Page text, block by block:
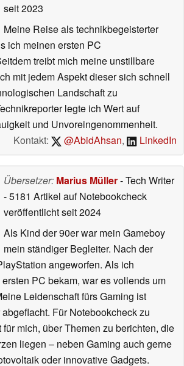
seit 2023
Meine Reise als technikbegeisterter
ich meinen ersten PC
treibt mich meine unstillbare
mit jedem Aspekt dieser sich schnell
Landschaft zu
legte ich Wert auf
und Unvoreingenommenheit.
Kontakt:
@AbidAhsan, LinkedIn
Übersetzer: Marius Müller- Tech Writer
- 5181 Artikel auf Notebookcheck
veröffentlichtseit 2024
Als Kind der 90er war mein Gameboy
mein ständiger Begleiter. Nach der
angeworfen. Als ich
PC bekam, war es vollends um
Leidenschaft fürs Gaming ist
Für Notebookcheck zu
mich, über Themen zu berichten, die
liegen – neben Gaming auch gerne
oder innovative Gadgets.